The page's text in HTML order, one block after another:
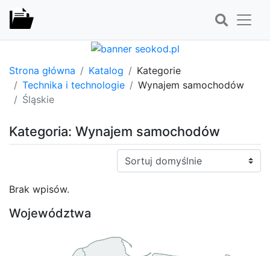
Strona główna Katalog
Kategorie
Technika i technologie
Wynajem samochodów
Śląskie
Kategoria: Wynajem samochodów
Sortuj:
Brak wpisów.
Województwa